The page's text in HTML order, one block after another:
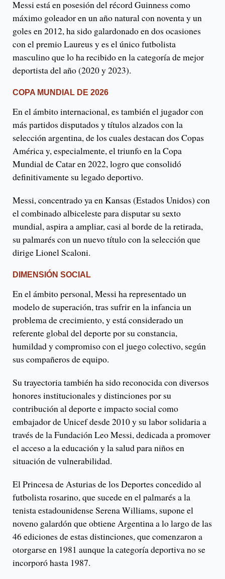
Messi está en posesión del récord Guinness como
máximo goleador en un año natural con noventa y un
goles en 2012, ha sido galardonado en dos ocasiones
con el premio Laureus y es el único futbolista
masculino que lo ha recibido en la categoría de mejor
deportista del año (2020 y 2023).
COPA MUNDIAL DE 2026
En el ámbito internacional, es también el jugador con
más partidos disputados y títulos alzados con la
selección argentina, de los cuales destacan dos Copas
América y, especialmente, el triunfo en la Copa
Mundial de Catar en 2022, logro que consolidó
definitivamente su legado deportivo.
Messi, concentrado ya en Kansas (Estados Unidos) con
el combinado albiceleste para disputar su sexto
mundial, aspira a ampliar, casi al borde de la retirada,
su palmarés con un nuevo título con la selección que
dirige Lionel Scaloni.
DIMENSIÓN SOCIAL
En el ámbito personal, Messi ha representado un
modelo de superación, tras sufrir en la infancia un
problema de crecimiento, y está considerado un
referente global del deporte por su constancia,
humildad y compromiso con el juego colectivo, según
sus compañeros de equipo.
Su trayectoria también ha sido reconocida con diversos
honores institucionales y distinciones por su
contribución al deporte e impacto social como
embajador de Unicef desde 2010 y su labor solidaria a
través de la Fundación Leo Messi, dedicada a promover
el acceso a la educación y la salud para niños en
situación de vulnerabilidad.
El Princesa de Asturias de los Deportes concedido al
futbolista rosarino, que sucede en el palmarés a la
tenista estadounidense Serena Williams, supone el
noveno galardón que obtiene Argentina a lo largo de las
46 ediciones de estas distinciones, que comenzaron a
otorgarse en 1981 aunque la categoría deportiva no se
incorporó hasta 1987.